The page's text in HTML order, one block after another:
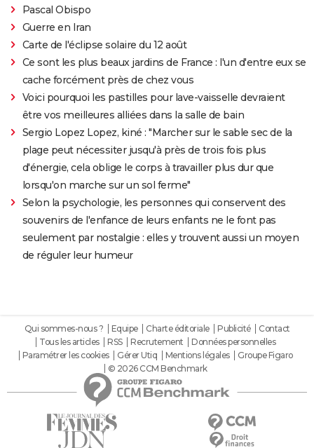
Pascal Obispo
Guerre en Iran
Carte de l'éclipse solaire du 12 août
Ce sont les plus beaux jardins de France : l'un d'entre eux se
cache forcément près de chez vous
Voici pourquoi les pastilles pour lave-vaisselle devraient
être vos meilleures alliées dans la salle de bain
Sergio Lopez Lopez, kiné : "Marcher sur le sable sec de la
plage peut nécessiter jusqu'à près de trois fois plus
d'énergie, cela oblige le corps à travailler plus dur que
lorsqu'on marche sur un sol ferme"
Selon la psychologie, les personnes qui conservent des
souvenirs de l'enfance de leurs enfants ne le font pas
seulement par nostalgie : elles y trouvent aussi un moyen
de réguler leur humeur
Qui sommes-nous ? Equipe Charte éditoriale Publicité
Contact
Tous les articles
RSS Recrutement
Données personnelles
Paramétrer les cookies
Gérer Utiq Mentions légales
Groupe Figaro
© 2026 CCM Benchmark